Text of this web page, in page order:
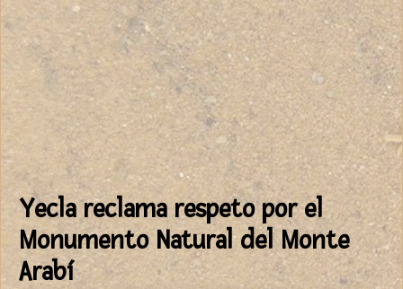
Yecla reclama respeto por el
Monumento Natural del Monte
Arabí